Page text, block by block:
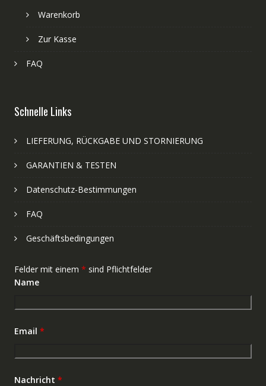
Warenkorb
Zur Kasse
FAQ
Schnelle Links
LIEFERUNG, RÜCKGABE UND STORNIERUNG
GARANTIEN & TESTEN
Datenschutz-Bestimmungen
FAQ
Geschäftsbedingungen
Felder mit einem * sind Pflichtfelder
Name
Email *
Nachricht *